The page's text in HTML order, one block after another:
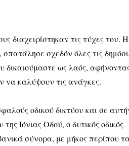
διαχειρίστηκαν τις τύχες του. Η
σχεδόν όλες τις
δικαιούμαστε ως λαός,
να καλύψουν τις ανάγκες.
οδικού δικτύου και σε
Ιόνιας Οδού, ο δυτικός οδικός
σύνορα, με μήκος περίπου